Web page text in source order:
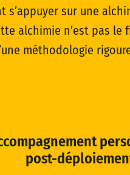
sur une
alchimie n’est pas le
méthodologie
post-